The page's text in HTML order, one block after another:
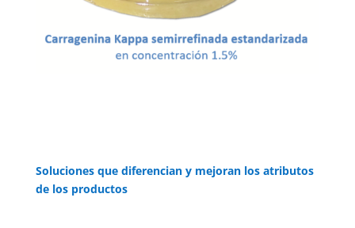
Soluciones que diferencian y mejoran los atributos
de los productos